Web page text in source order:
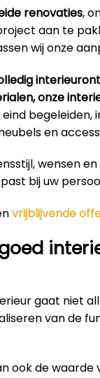
renovaties,
aan te
wij onze
onze
begeleiden,
en
wensen
bij uw
vrijblijvende
gaat niet
van de
ook de waarde